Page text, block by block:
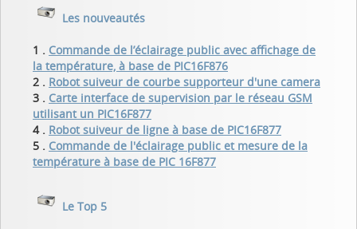
Les nouveautés
1 . Commande de l’éclairage public avec affichage de
la température, à base de PIC16F876
2 . Robot suiveur de courbe supporteur d'une camera
3 . Carte interface de supervision par le réseau GSM
utilisant un PIC16F877
4 . Robot suiveur de ligne à base de PIC16F877
5 . Commande de l'éclairage public et mesure de la
température à base de PIC 16F877
Le Top 5